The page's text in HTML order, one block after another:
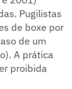
Pugilistas
de boxe por
de um
A prática
proibida